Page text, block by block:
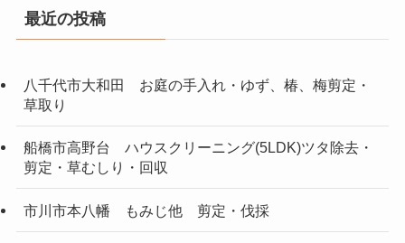
最近の投稿
八千代市大和田 お庭の手入れ・ゆず、椿、梅剪定・
草取り
船橋市高野台 ハウスクリーニング(5LDK)ツタ除去・
剪定・草むしり・回収
市川市本八幡 もみじ他 剪定・伐採